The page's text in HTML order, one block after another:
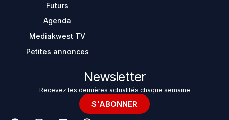
Futurs
Agenda
Mediakwest TV
Petites annonces
Newsletter
Recevez les dernières actualités chaque semaine
S'ABONNER